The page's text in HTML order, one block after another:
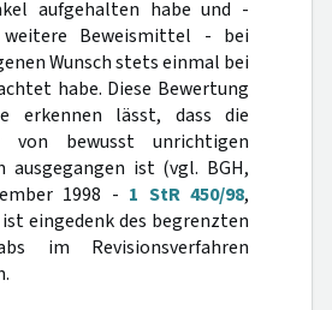
aufgehalten habe und -
Beweismittel - bei
Wunsch stets einmal bei
habe. Diese Bewertung
erkennen lässt, dass die
von bewusst unrichtigen
ausgegangen ist (vgl. BGH,
1998 - 1 StR 450/98,
ist eingedenk des begrenzten
im Revisionsverfahren